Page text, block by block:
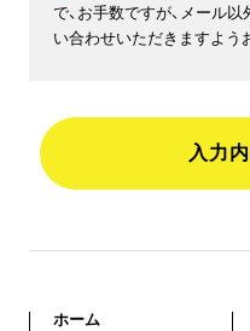
で、お手数ですが、メール
い合わせいただきますよう
入力
ホーム